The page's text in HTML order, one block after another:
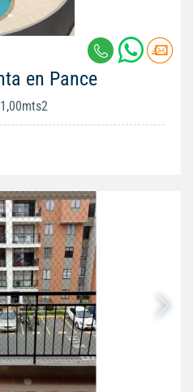
en Pance